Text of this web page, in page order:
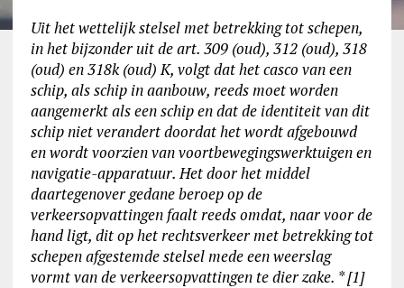
Uit het wettelijk stelsel met betrekking tot schepen,
in het bijzonder uit de art. 309 (oud), 312 (oud), 318
(oud) en 318k (oud) K, volgt dat het casco van een
schip, als schip in aanbouw, reeds moet worden
aangemerkt als een schip en dat de identiteit van dit
schip niet verandert doordat het wordt afgebouwd
en wordt voorzien van voortbewegingswerktuigen en
navigatie-apparatuur. Het door het middel
daartegenover gedane beroep op de
verkeersopvattingen faalt reeds omdat, naar voor de
hand ligt, dit op het rechtsverkeer met betrekking tot
schepen afgestemde stelsel mede een weerslag
vormt van de verkeersopvattingen te dier zake. * [1]